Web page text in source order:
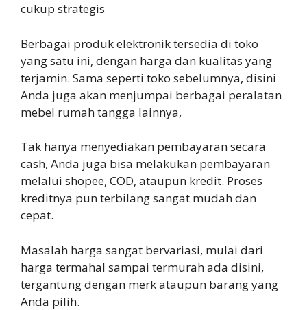
cukup strategis
Berbagai produk elektronik tersedia di toko
yang satu ini, dengan harga dan kualitas yang
terjamin. Sama seperti toko sebelumnya, disini
Anda juga akan menjumpai berbagai peralatan
mebel rumah tangga lainnya,
Tak hanya menyediakan pembayaran secara
cash, Anda juga bisa melakukan pembayaran
melalui shopee, COD, ataupun kredit. Proses
kreditnya pun terbilang sangat mudah dan
cepat.
Masalah harga sangat bervariasi, mulai dari
harga termahal sampai termurah ada disini,
tergantung dengan merk ataupun barang yang
Anda pilih.